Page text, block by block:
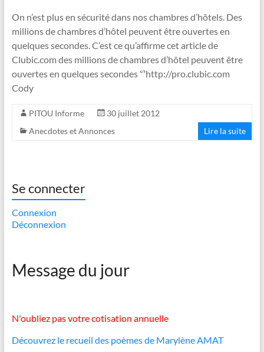
On n’est plus en sécurité dans nos chambres d’hôtels. Des
millions de chambres d’hôtel peuvent être ouvertes en
quelques secondes. C’est ce qu’affirme cet article de
Clubic.com des millions de chambres d’hôtel peuvent être
ouvertes en quelques secondes ᔥhttp://pro.clubic.com
Cody
PITOU Informe
30 juillet 2012
Anecdotes et Annonces
Lire la suite
Se connecter
Connexion
Déconnexion
Message du jour
N'oubliez pas votre cotisation annuelle
Découvrez le recueil des poèmes de Marylène AMAT